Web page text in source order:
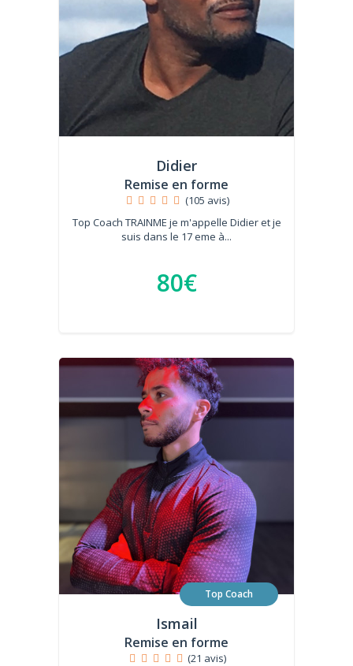
Didier
Remise en forme
(105 avis)
Top Coach TRAINME je m'appelle Didier et je
suis dans le 17 eme à...
80€
Top Coach
Ismail
Remise en forme
(21 avis)